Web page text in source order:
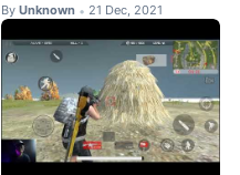
By Unknown • 21 Dec, 2021